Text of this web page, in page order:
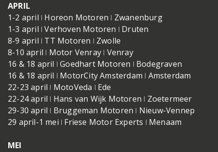
APRIL
1-2 april ǀ Horeon Motoren ǀ Zwanenburg
1-3 april ǀ Verhoven Motoren ǀ Druten
8-9 april ǀ TT Motoren ǀ Zwolle
8-10 april ǀ Motor Venray ǀ Venray
16 & 18 april ǀ Goedhart Motoren ǀ Bodegraven
16 & 18 april ǀ MotorCity Amsterdam ǀ Amsterdam
22-23 april ǀ MotoVeda ǀ Ede
22-24 april ǀ Hans van Wijk Motoren ǀ Zoetermeer
29-30 april ǀ Bruggeman Motoren ǀ Nieuw-Vennep
29 april-1 mei ǀ Friese Motor Experts ǀ Menaam
MEI